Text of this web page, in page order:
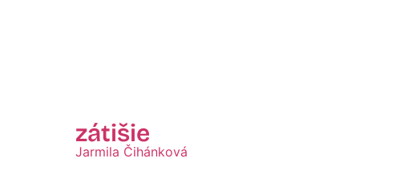
zátišie
Jarmila Čihánková